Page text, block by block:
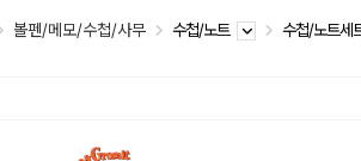
볼펜/메모/수첩/사무 수첩/노트 수첩/노트